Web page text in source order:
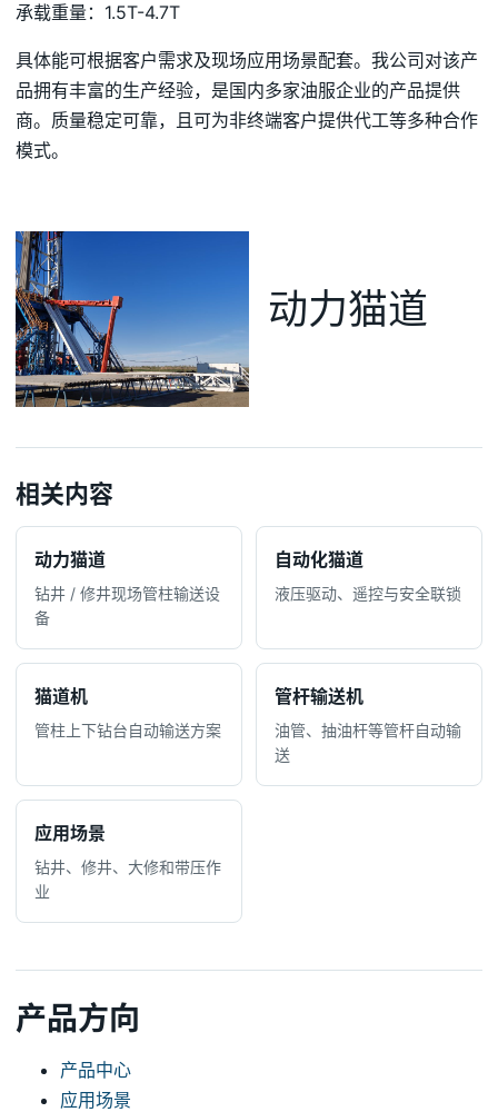
承载重量：1.5T-4.7T
具体能可根据客户需求及现场应用场景配套。我公司对该产
品拥有丰富的生产经验，是国内多家油服企业的产品提供
商。质量稳定可靠，且可为非终端客户提供代工等多种合作
模式。
动力猫道
相关内容
动力猫道
钻井 / 修井现场管柱输送设
备
自动化猫道
液压驱动、遥控与安全联锁
猫道机
管柱上下钻台自动输送方案
管杆输送机
油管、抽油杆等管杆自动输
送
应用场景
钻井、修井、大修和带压作
业
产品方向
产品中心
应用场景